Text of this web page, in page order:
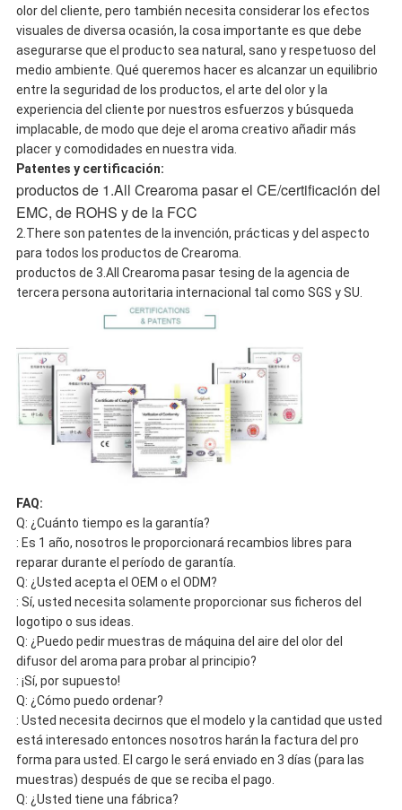
olor del cliente, pero también necesita considerar los efectos
visuales de diversa ocasión, la cosa importante es que debe
asegurarse que el producto sea natural, sano y respetuoso del
medio ambiente. Qué queremos hacer es alcanzar un equilibrio
entre la seguridad de los productos, el arte del olor y la
experiencia del cliente por nuestros esfuerzos y búsqueda
implacable, de modo que deje el aroma creativo añadir más
placer y comodidades en nuestra vida.
Patentes y certificación:
productos de 1.All Crearoma pasar el CE/certificación del
EMC, de ROHS y de la FCC
2.There son patentes de la invención, prácticas y del aspecto
para todos los productos de Crearoma.
productos de 3.All Crearoma pasar tesing de la agencia de
tercera persona autoritaria internacional tal como SGS y SU.
FAQ:
Q: ¿Cuánto tiempo es la garantía?
: Es 1 año, nosotros le proporcionará recambios libres para
reparar durante el período de garantía.
Q: ¿Usted acepta el OEM o el ODM?
: Sí, usted necesita solamente proporcionar sus ficheros del
logotipo o sus ideas.
Q: ¿Puedo pedir muestras de máquina del aire del olor del
difusor del aroma para probar al principio?
: ¡Sí, por supuesto!
Q: ¿Cómo puedo ordenar?
: Usted necesita decirnos que el modelo y la cantidad que usted
está interesado entonces nosotros harán la factura del pro
forma para usted. El cargo le será enviado en 3 días (para las
muestras) después de que se reciba el pago.
Q: ¿Usted tiene una fábrica?